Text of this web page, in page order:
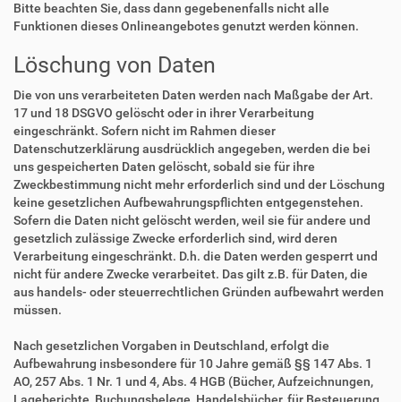
Bitte beachten Sie, dass dann gegebenenfalls nicht alle
Funktionen dieses Onlineangebotes genutzt werden können.
Löschung von Daten
Die von uns verarbeiteten Daten werden nach Maßgabe der Art.
17 und 18 DSGVO gelöscht oder in ihrer Verarbeitung
eingeschränkt. Sofern nicht im Rahmen dieser
Datenschutzerklärung ausdrücklich angegeben, werden die bei
uns gespeicherten Daten gelöscht, sobald sie für ihre
Zweckbestimmung nicht mehr erforderlich sind und der Löschung
keine gesetzlichen Aufbewahrungspflichten entgegenstehen.
Sofern die Daten nicht gelöscht werden, weil sie für andere und
gesetzlich zulässige Zwecke erforderlich sind, wird deren
Verarbeitung eingeschränkt. D.h. die Daten werden gesperrt und
nicht für andere Zwecke verarbeitet. Das gilt z.B. für Daten, die
aus handels- oder steuerrechtlichen Gründen aufbewahrt werden
müssen.
Nach gesetzlichen Vorgaben in Deutschland, erfolgt die
Aufbewahrung insbesondere für 10 Jahre gemäß §§ 147 Abs. 1
AO, 257 Abs. 1 Nr. 1 und 4, Abs. 4 HGB (Bücher, Aufzeichnungen,